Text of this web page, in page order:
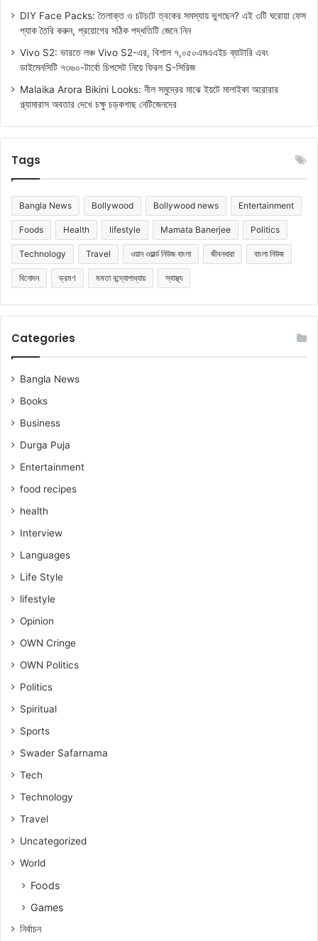
DIY Face Packs: তৈলাক্ত ও চটচটে ত্বকের সমস্যায় ভুগছেন? এই ৩টি ঘরোয়া ফেস
প্যাক তৈরি করুন, প্রয়োগের সঠিক পদ্ধতিটি জেনে নিন
Vivo S2: ভারতে লঞ্চ Vivo S2-এর, বিশাল ৭,০৫০এমএএইচ ব্যাটারি এবং
ডাইমেনসিটি ৭৩৬০-টার্বো চিপসেট নিয়ে ফিরল S-সিরিজ
Malaika Arora Bikini Looks: নীল সমুদ্রের মাঝে ইয়টে মালাইকা অরোরার
গ্ল্যামারাস অবতার দেখে চক্ষু চড়কগাছ নেটিজেনদের
Tags
Bangla News Bollywood Bollywood news Entertainment
Foods Health lifestyle Mamata Banerjee Politics
Technology Travel ওয়ান ওয়ার্ল্ড নিউজ বাংলা জীবনধারা বাংলা নিউজ
বিনোদন ভ্রমণ মমতা বন্দ্যোপাধ্যায় স্বাস্থ্য
Categories
Bangla News
Books
Business
Durga Puja
Entertainment
food recipes
health
Interview
Languages
Life Style
lifestyle
Opinion
OWN Cringe
OWN Politics
Politics
Spiritual
Sports
Swader Safarnama
Tech
Technology
Travel
Uncategorized
World
Foods
Games
নিৰ্বাচন